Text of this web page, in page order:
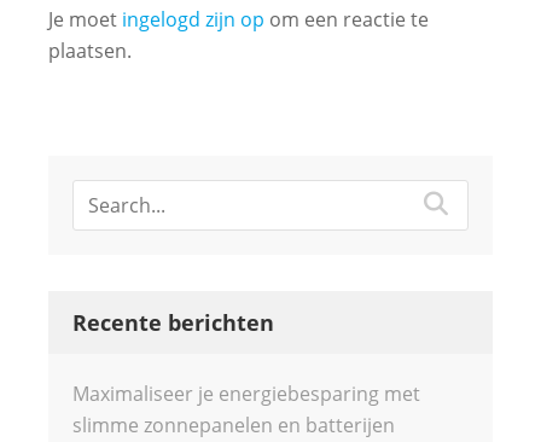
Je moet ingelogd zijn op om een reactie te
plaatsen.
Recente berichten
Maximaliseer je energiebesparing met
slimme zonnepanelen en batterijen